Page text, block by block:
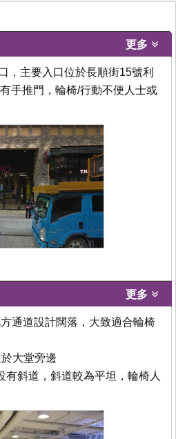
更多
，主要入口位於長順街15號利
手推門，輪椅/行動不便人士或
更多
通道設計闊落，大致適合輪椅
大堂旁邊
有斜道，斜道較為平坦，輪椅人